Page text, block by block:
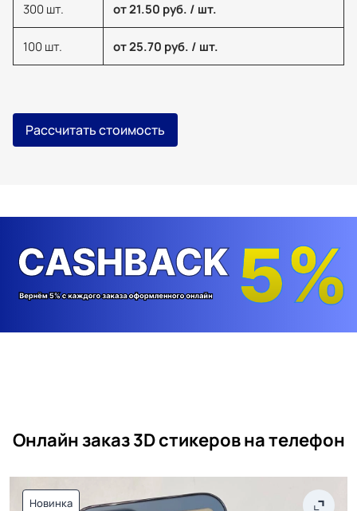
300 шт. от 21.50 руб. / шт.
100 шт. от 25.70 руб. / шт.
Рассчитать стоимость
Онлайн заказ 3D стикеров на телефон
Новинка